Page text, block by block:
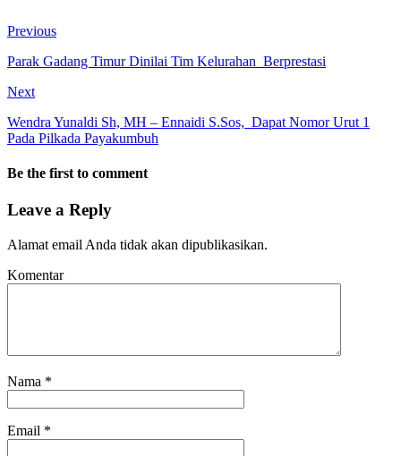
Previous
Parak Gadang Timur Dinilai Tim Kelurahan Berprestasi
Next
Wendra Yunaldi Sh, MH – Ennaidi S.Sos, Dapat Nomor Urut 1
Pada Pilkada Payakumbuh
Be the first to comment
Leave a Reply
Alamat email Anda tidak akan dipublikasikan.
Komentar
Nama *
Email *